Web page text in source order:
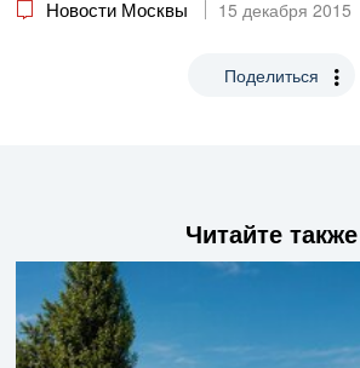
Новости Москвы 15 декабря 2015
Поделиться
Читайте также